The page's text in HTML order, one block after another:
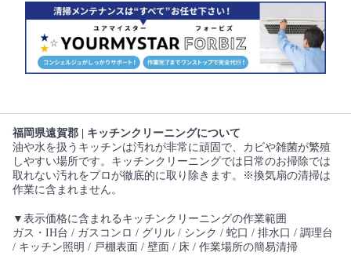
福岡県遠賀郡 | キッチンクリーニングについて
油や水を扱うキッチンは汚れが非常に頑固で、カビや雑菌が繁殖
しやすい場所です。キッチンクリーニングでは日常のお掃除では
取れない汚れをプロが徹底的に取り除きます。※換気扇の清掃は
作業に含まれません。
▼表示価格に含まれるキッチンクリーニングの作業範囲
ガス・IH台 / ガスコンロ / グリル / シンク / 蛇口 / 排水口 / 調理台
/ キッチン照明 / 戸棚表面 / 壁面 / 床 / 作業場所の簡易清掃